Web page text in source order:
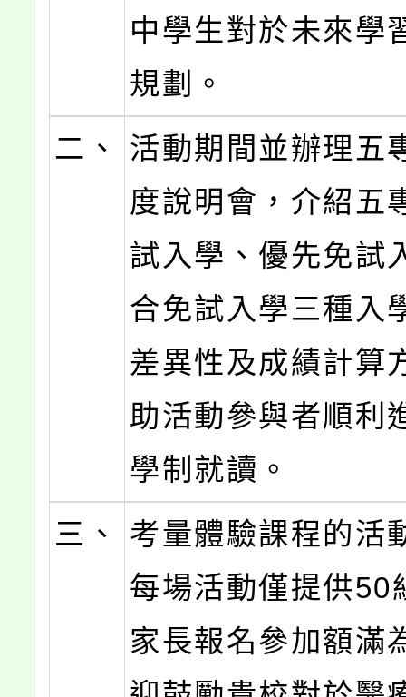
中學生對於未來學
規劃。
二、
活動期間並辦理五
度說明會，介紹五
試入學、優先免試
合免試入學三種入
差異性及成績計算
助活動參與者順利
學制就讀。
三、
考量體驗課程的活
每場活動僅提供50
家長報名參加額滿